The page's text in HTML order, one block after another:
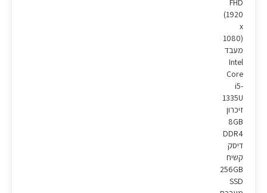
FHD
(1920
x
1080)
מעבד
Intel
Core
i5-
1335U
זיכרון
8GB
DDR4
דיסק
קשיח
256GB
SSD